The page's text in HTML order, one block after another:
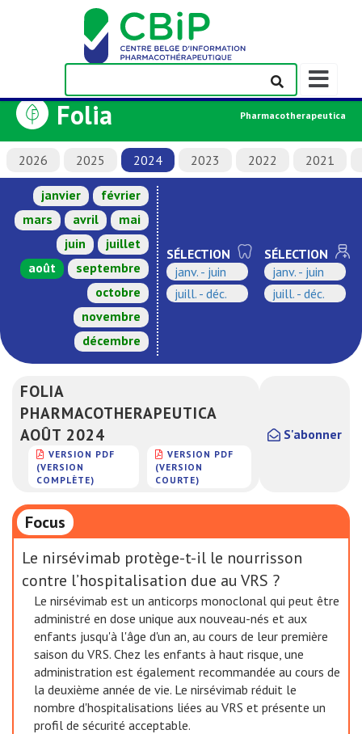
Afficher/
la
de
navigation
Folia Pharmacotherapeutica
2026 2025 2024 2023 2022 2021
janvier
février
mars
avril
mai
juin
juillet
août
septembre
octobre
novembre
décembre
SÉLECTION
janv. - juin
juill. - déc.
SÉLECTION
janv. - juin
juill. - déc.
FOLIA
PHARMACOTHERAPEUTICA
AOÛT 2024
VERSION PDF
(VERSION
COMPLÈTE)
VERSION PDF
(VERSION
COURTE)
S'abonner
Focus
Le nirsévimab protège-t-il le nourrisson
contre l’hospitalisation due au VRS ?
Le nirsévimab est un anticorps monoclonal qui peut être
administré en dose unique aux nouveau-nés et aux
enfants jusqu'à l'âge d'un an, au cours de leur première
saison du VRS. Chez les enfants à haut risque, une
administration est également recommandée au cours de
la deuxième année de vie. Le nirsévimab réduit le
nombre d'hospitalisations liées au VRS et présente un
profil de sécurité acceptable.